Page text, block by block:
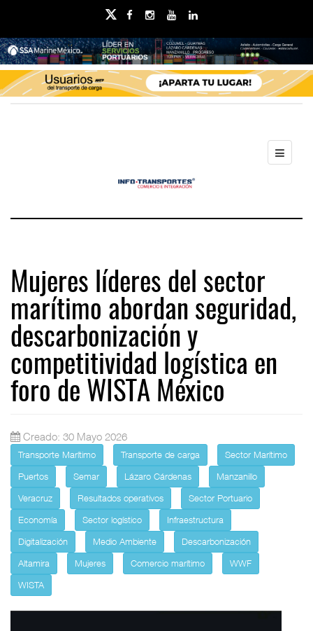
Mujeres líderes del sector
marítimo abordan seguridad,
descarbonización y
competitividad logística en
foro de WISTA México
Creado: 30 Mayo 2026
Transporte Marítimo Transporte de carga
Sector Marítimo
Puertos
Semar Lázaro Cárdenas
Manzanillo
Veracruz
Resultados operativos
Sector Portuario
Economía
Sector logístico
Infraestructura
Digitalización
Medio Ambiente
Descarbonización
Altamira
Mujeres Comercio marítimo
WWF
WISTA